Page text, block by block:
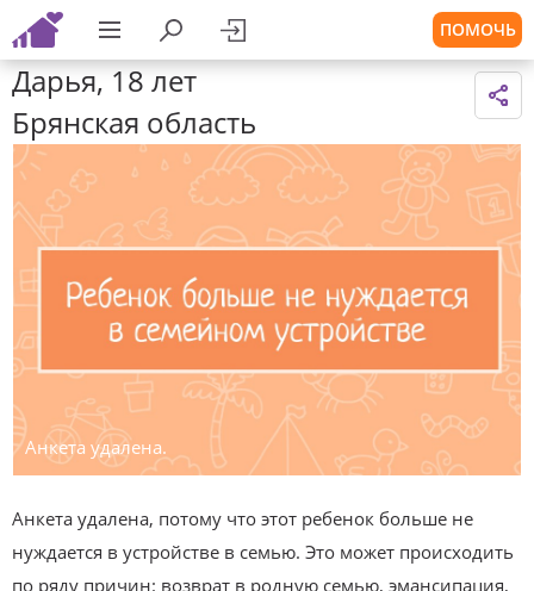
ПОМОЧЬ
Дарья, 18 лет
Брянская область
Анкета удалена.
Анкета удалена, потому что этот ребенок больше не
нуждается в устройстве в семью. Это может происходить
по ряду причин: возврат в родную семью, эмансипация,